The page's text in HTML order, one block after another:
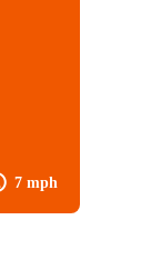
7 mph